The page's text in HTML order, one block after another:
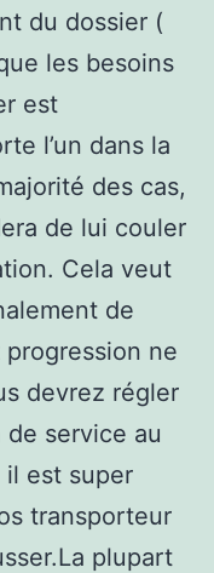
du dossier (
les besoins
est
l’un dans la
des cas,
de lui couler
Cela veut
de
ne
devrez régler
de service au
il est super
transporteur
plupart